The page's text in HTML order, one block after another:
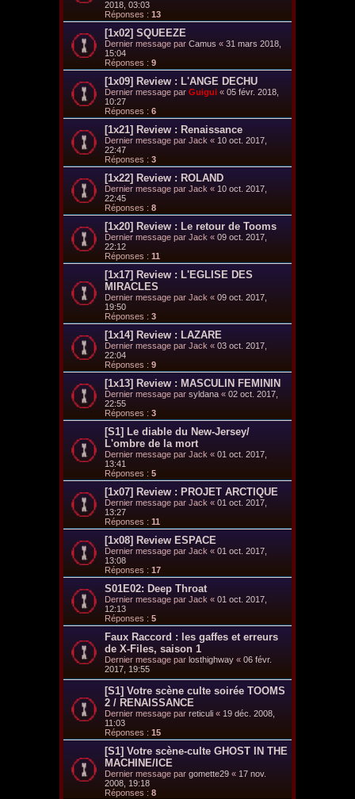
2018, 03:03
Réponses : 13
[1x02] SQUEEZE
Dernier message par Camus « 31 mars 2018,
15:04
Réponses : 9
[1x09] Review : L'ANGE DECHU
Dernier message par Guigui « 05 févr. 2018,
10:27
Réponses : 6
[1x21] Review : Renaissance
Dernier message par Jack « 10 oct. 2017,
22:47
Réponses : 3
[1x22] Review : ROLAND
Dernier message par Jack « 10 oct. 2017,
22:45
Réponses : 8
[1x20] Review : Le retour de Tooms
Dernier message par Jack « 09 oct. 2017,
22:12
Réponses : 11
[1x17] Review : L'EGLISE DES
MIRACLES
Dernier message par Jack « 09 oct. 2017,
19:50
Réponses : 3
[1x14] Review : LAZARE
Dernier message par Jack « 03 oct. 2017,
22:04
Réponses : 9
[1x13] Review : MASCULIN FEMININ
Dernier message par syldana « 02 oct. 2017,
22:55
Réponses : 3
[S1] Le diable du New-Jersey/
L'ombre de la mort
Dernier message par Jack « 01 oct. 2017,
13:41
Réponses : 5
[1x07] Review : PROJET ARCTIQUE
Dernier message par Jack « 01 oct. 2017,
13:27
Réponses : 11
[1x08] Review ESPACE
Dernier message par Jack « 01 oct. 2017,
13:08
Réponses : 17
S01E02: Deep Throat
Dernier message par Jack « 01 oct. 2017,
12:13
Réponses : 5
Faux Raccord : les gaffes et erreurs
de X-Files, saison 1
Dernier message par losthighway « 06 févr.
2017, 19:55
[S1] Votre scène culte soirée TOOMS
2 / RENAISSANCE
Dernier message par reticuli « 19 déc. 2008,
11:03
Réponses : 15
[S1] Votre scène-culte GHOST IN THE
MACHINE/ICE
Dernier message par gomette29 « 17 nov.
2008, 19:18
Réponses : 8